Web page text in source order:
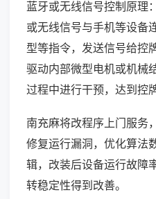
蓝牙或无线信号控制原理
或无线信号与手机等设备
型等指令，发送信号给控
驱动内部微型电机或机械
过程中进行干预，达到控
南充麻将改程序上门服务
修复运行漏洞，优化算法
辑，改装后设备运行故障
转稳定性得到改善。